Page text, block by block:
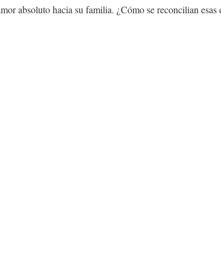
absoluto hacia su familia. ¿Cómo se reconcilian